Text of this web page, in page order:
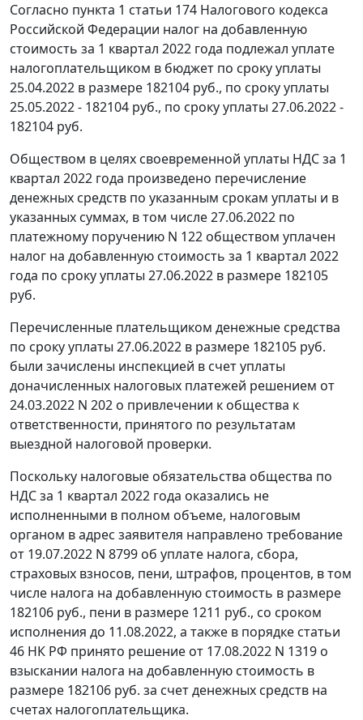
Согласно пункта 1 статьи 174 Налогового кодекса
Российской Федерации налог на добавленную
стоимость за 1 квартал 2022 года подлежал уплате
налогоплательщиком в бюджет по сроку уплаты
25.04.2022 в размере 182104 руб., по сроку уплаты
25.05.2022 - 182104 руб., по сроку уплаты 27.06.2022 -
182104 руб.
Обществом в целях своевременной уплаты НДС за 1
квартал 2022 года произведено перечисление
денежных средств по указанным срокам уплаты и в
указанных суммах, в том числе 27.06.2022 по
платежному поручению N 122 обществом уплачен
налог на добавленную стоимость за 1 квартал 2022
года по сроку уплаты 27.06.2022 в размере 182105
руб.
Перечисленные плательщиком денежные средства
по сроку уплаты 27.06.2022 в размере 182105 руб.
были зачислены инспекцией в счет уплаты
доначисленных налоговых платежей решением от
24.03.2022 N 202 о привлечении к общества к
ответственности, принятого по результатам
выездной налоговой проверки.
Поскольку налоговые обязательства общества по
НДС за 1 квартал 2022 года оказались не
исполненными в полном объеме, налоговым
органом в адрес заявителя направлено требование
от 19.07.2022 N 8799 об уплате налога, сбора,
страховых взносов, пени, штрафов, процентов, в том
числе налога на добавленную стоимость в размере
182106 руб., пени в размере 1211 руб., со сроком
исполнения до 11.08.2022, а также в порядке статьи
46 НК РФ принято решение от 17.08.2022 N 1319 о
взыскании налога на добавленную стоимость в
размере 182106 руб. за счет денежных средств на
счетах налогоплательщика.